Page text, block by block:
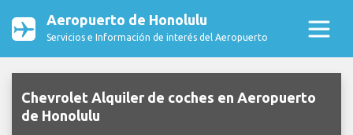
Aeropuerto de Honolulu
Servicios e Información de interés del Aeropuerto
Chevrolet Alquiler de coches en Aeropuerto
de Honolulu